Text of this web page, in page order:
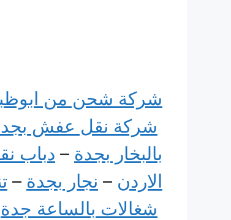
شركة شحن من
شركة نقل عفش
بالبخار بجدة – دباب
الاردن – نجار بجدة –
شغالات بالساعة جدة